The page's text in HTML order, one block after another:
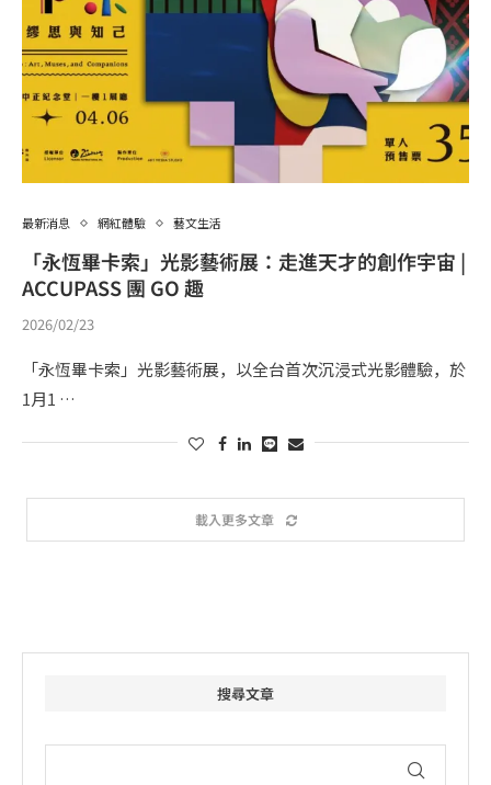
最新消息 網紅體驗 藝文生活
「永恆畢卡索」光影藝術展：走進天才的創作宇宙 |
ACCUPASS 團 GO 趣
2026/02/23
「永恆畢卡索」光影藝術展，以全台首次沉浸式光影體驗，於
1月1 …
載入更多文章
搜尋文章